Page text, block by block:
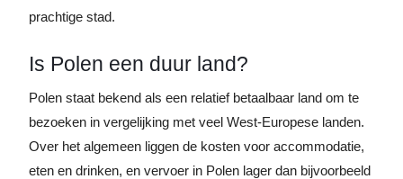
prachtige stad.
Is Polen een duur land?
Polen staat bekend als een relatief betaalbaar land om te
bezoeken in vergelijking met veel West-Europese landen.
Over het algemeen liggen de kosten voor accommodatie,
eten en drinken, en vervoer in Polen lager dan bijvoorbeeld